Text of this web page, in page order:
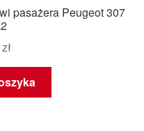
pasażera Peugeot 307
zł